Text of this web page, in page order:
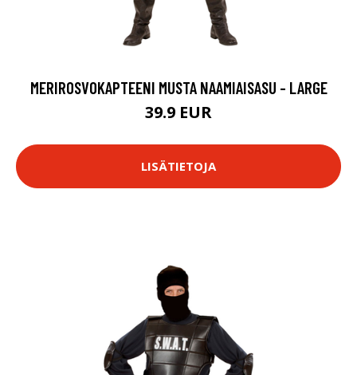
MERIROSVOKAPTEENI MUSTA NAAMIAISASU - LARGE
39.9 EUR
LISÄTIETOJA